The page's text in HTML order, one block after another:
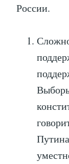
России.